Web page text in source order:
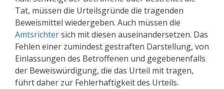
Tat, müssen die Urteilsgründe die tragenden
Beweismittel wiedergeben. Auch müssen die
Amtsrichtersich mit diesen auseinandersetzen. Das
Fehlen einer zumindest gestraften Darstellung, von
Einlassungen des Betroffenen und gegebenenfalls
der Beweiswürdigung, die das Urteil mit tragen,
führt daher zur Fehlerhaftigkeit des Urteils.